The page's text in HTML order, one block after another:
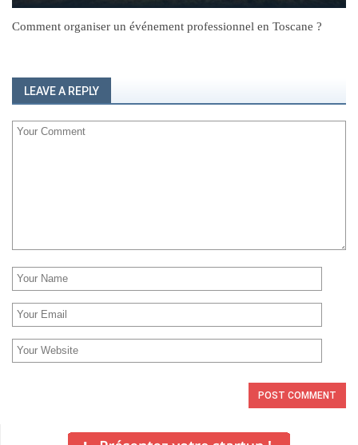
Comment organiser un événement professionnel en Toscane ?
LEAVE A REPLY